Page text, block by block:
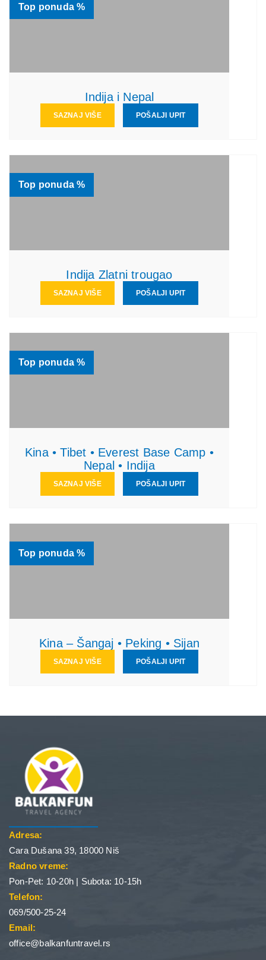
Indija i Nepal
SAZNAJ VIŠE POŠALJI UPIT
Top ponuda %
Indija Zlatni trougao
SAZNAJ VIŠE POŠALJI UPIT
Top ponuda %
Kina • Tibet • Everest Base Camp •
Nepal • Indija
SAZNAJ VIŠE POŠALJI UPIT
Top ponuda %
Kina – Šangaj • Peking • Sijan
SAZNAJ VIŠE POŠALJI UPIT
Top ponuda %
Adresa:
Cara Dušana 39, 18000 Niš
Radno vreme:
Pon-Pet: 10-20h | Subota: 10-15h
Telefon:
069/500-25-24
Email:
office@balkanfuntravel.rs